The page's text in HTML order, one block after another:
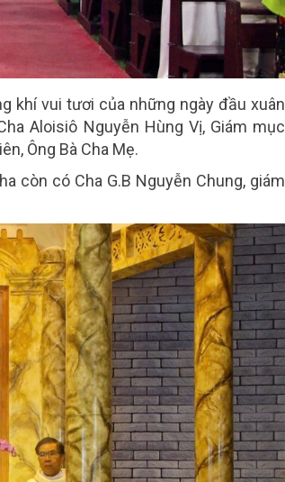
khí vui tươi của những ngày đầu xuân
Aloisiô Nguyễn Hùng Vị, Giám mục
Ông Bà Cha Mẹ.
còn có Cha G.B Nguyễn Chung, giám